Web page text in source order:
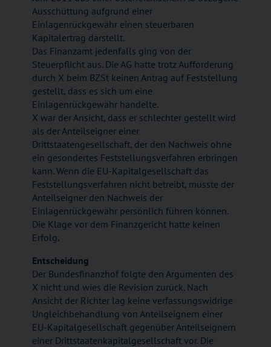
Ausschüttung aufgrund einer
Einlagenrückgewähr einen steuerbaren
Kapitalertrag darstellt.
Das Finanzamt jedenfalls ging von der
Steuerpflicht aus. Die AG hatte trotz Aufforderung
durch X beim BZSt keinen Antrag auf Feststellung
gestellt, dass es sich um eine
Einlagenrückgewähr handelte.
X war der Ansicht, dass er schlechter gestellt wird
als der Anteilseigner einer
Drittstaatengesellschaft, der den Nachweis ohne
ein gesondertes Feststellungsverfahren erbringen
kann. Wenn die EU-Kapitalgesellschaft das
Feststellungsverfahren nicht betreibt, müsste der
Anteilseigner den Nachweis der
Einlagenrückgewähr persönlich führen können.
Die Klage vor dem Finanzgericht hatte keinen
Erfolg.
Entscheidung
Der Bundesfinanzhof folgte den Argumenten des
X nicht und wies die Revision zurück. Nach
Ansicht der Richter lag keine verfassungswidrige
Ungleichbehandlung von Anteilseignern einer
EU-Kapitalgesellschaft gegenüber Anteilseignern
einer Drittstaatenkapitalgesellschaft vor. Die